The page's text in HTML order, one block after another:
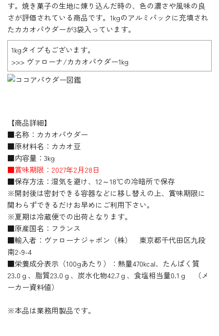
す。焼き菓子の生地に煉り込んだ時の、色の濃さや風味の良
さが評価されている商品です。1kgのアルミパックに充填され
たカカオパウダーが3袋入っています。
1kgタイプもございます。
>>> ヴァローナ/カカオパウダー1kg
【商品詳細】
■名称：カカオパウダー
■原材料名：カカオ豆
■内容量：3kg
■賞味期限：2027年2月28日
■保存方法：湿気を避け、12～18℃の冷暗所で保存
※開封後は密封できる容器などに移し替えの上、賞味期限に
関わらずできるだけお早めにご利用下さい。
※夏期は冷蔵便での出荷となります。
■原産国名：フランス
■輸入者：ヴァローナジャポン（株） 東京都千代田区九段
南2-9-4
■栄養成分表示（100gあたり）：熱量470kcal、たんぱく質
23.0ｇ、脂質23.0ｇ、炭水化物42.7ｇ、食塩相当量0.1ｇ （メ
ーカー資料値）
※本品は業務用製品です。